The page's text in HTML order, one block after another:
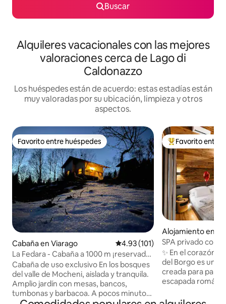
Buscar
Alquileres vacacionales con las mejores
valoraciones cerca de Lago di
Caldonazzo
Los huéspedes están de acuerdo: estas estadías están
muy valoradas por su ubicación, limpieza y otros
aspectos.
Favorito entre huéspedes
Favorito entre huéspedes
Cabaña en Viarago Calificación promedio: 4.93 de
4.93 (101)
La Fedara - Cabaña a 1000 m ¡reservada
e íntima!
Cabaña de uso exclusivo En los bosques
del valle de Mocheni, aislada y tranquila.
Amplio jardín con mesas, bancos,
tumbonas y barbacoa. A pocos minutos
Favorito entre
Favorito entre
Alojamiento en
SPA privado con
alojamiento de
✨ En el corazón
del Borgo es una
creada para
escapada
acompañan a un